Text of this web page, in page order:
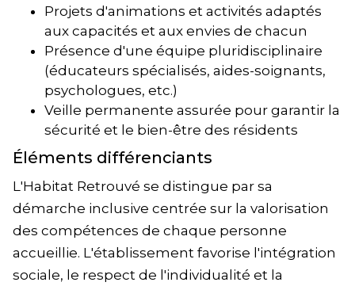
Projets d'animations et activités adaptés
aux capacités et aux envies de chacun
Présence d'une équipe pluridisciplinaire
(éducateurs spécialisés, aides-soignants,
psychologues, etc.)
Veille permanente assurée pour garantir la
sécurité et le bien-être des résidents
Éléments différenciants
L'Habitat Retrouvé se distingue par sa
démarche inclusive centrée sur la valorisation
des compétences de chaque personne
accueillie. L'établissement favorise l'intégration
sociale, le respect de l'individualité et la